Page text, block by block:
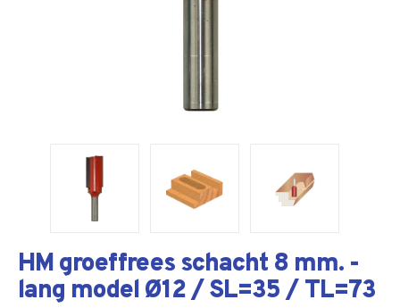
HM groeffrees schacht 8 mm. -
lang model Ø12 / SL=35 / TL=73